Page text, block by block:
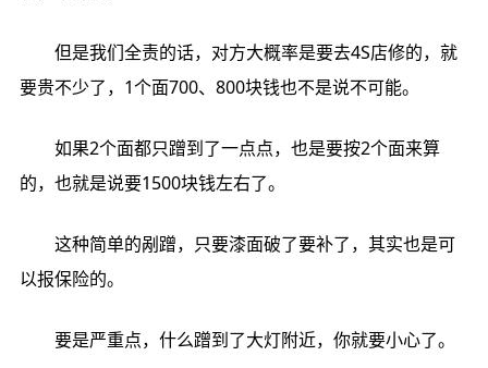
但是我们全责的话，对方大概率是要去4S店修的，就
要贵不少了，1个面700、800块钱也不是说不可能。
如果2个面都只蹭到了一点点，也是要按2个面来算
的，也就是说要1500块钱左右了。
这种简单的剐蹭，只要漆面破了要补了，其实也是可
以报保险的。
要是严重点，什么蹭到了大灯附近，你就要小心了。